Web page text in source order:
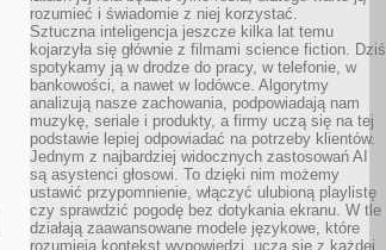
rozumieć i świadomie z niej korzystać.
Sztuczna inteligencja jeszcze kilka lat temu
kojarzyła się głównie z filmami science fiction. Dziś
spotykamy ją w drodze do pracy, w telefonie, w
bankowości, a nawet w lodówce. Algorytmy
analizują nasze zachowania, podpowiadają nam
muzykę, seriale i produkty, a firmy uczą się na tej
podstawie lepiej odpowiadać na potrzeby klientów.
Jednym z najbardziej widocznych zastosowań AI
są asystenci głosowi. To dzięki nim możemy
ustawić przypomnienie, włączyć ulubioną playlistę
czy sprawdzić pogodę bez dotykania ekranu. W tle
działają zaawansowane modele językowe, które
rozumieją kontekst wypowiedzi, uczą się z każdej